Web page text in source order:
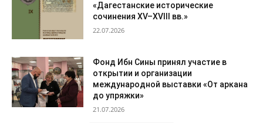
«Дагестанские исторические
сочинения XV–XVIII вв.»
22.07.2026
Фонд Ибн Сины принял участие в
открытии и организации
международной выставки «От аркана
до упряжки»
21.07.2026